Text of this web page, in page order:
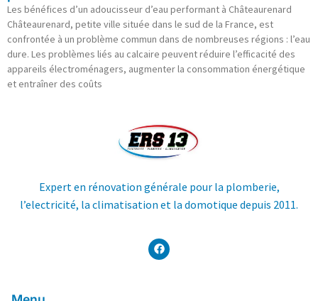
Les bénéfices d’un adoucisseur d’eau performant à Châteaurenard
Châteaurenard, petite ville située dans le sud de la France, est
confrontée à un problème commun dans de nombreuses régions : l’eau
dure. Les problèmes liés au calcaire peuvent réduire l’efficacité des
appareils électroménagers, augmenter la consommation énergétique
et entraîner des coûts
Expert en rénovation générale pour la plomberie,
l’electricité, la climatisation et la domotique depuis 2011.